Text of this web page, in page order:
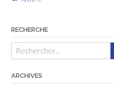
RECHERCHE
ARCHIVES